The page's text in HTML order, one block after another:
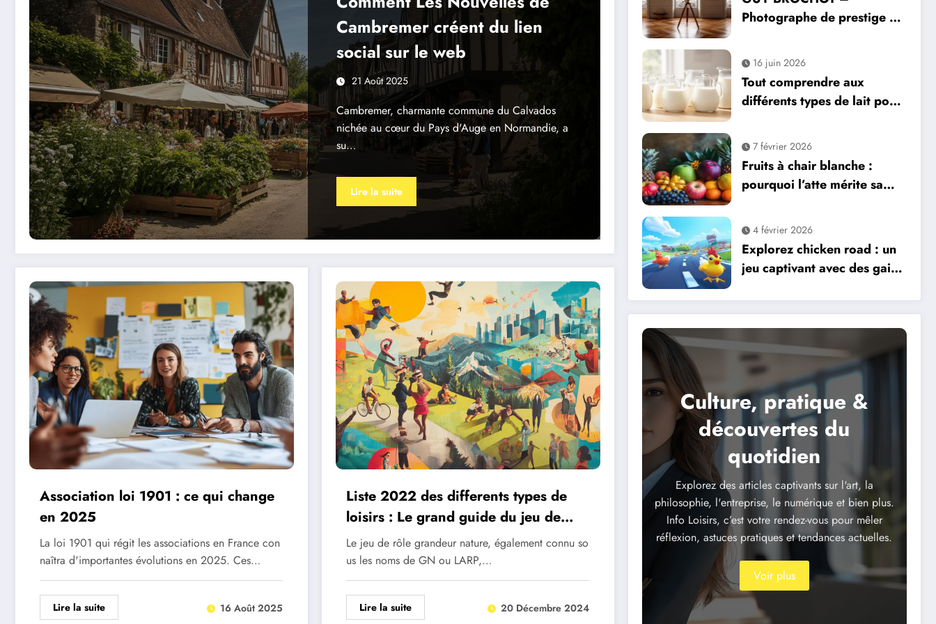
Cambremer créent du lien
social sur le web
21 Août 2025
Cambremer, charmante commune du Calvados
nichée au cœur du Pays d'Auge en Normandie, a
su…
Lire la suite
Association loi 1901 : ce qui change
en 2025
La loi 1901 qui régit les associations en France con
naîtra d'importantes évolutions en 2025. Ces…
Lire la suite 16 Août 2025
Liste 2022 des differents types de
loisirs : Le grand guide du jeu de
role grandeur nature
Le jeu de rôle grandeur nature, également connu so
us les noms de GN ou LARP,…
Lire la suite 20 Décembre 2024
Photographe de prestige à
aériens deviennent des
livres photo collectors
16 juin 2026
Tout comprendre aux
différents types de lait pour
7 février 2026
Fruits à chair blanche :
pourquoi l’atte mérite sa
fruits à découvrir
4 février 2026
Explorez chicken road : un
jeu captivant avec des gains
Culture, pratique &
découvertes du
quotidien
Explorez des articles captivants sur l'art, la
philosophie, l'entreprise, le numérique et bien plus.
Info Loisirs, c’est votre rendez-vous pour mêler
réflexion, astuces pratiques et tendances actuelles.
Voir plus